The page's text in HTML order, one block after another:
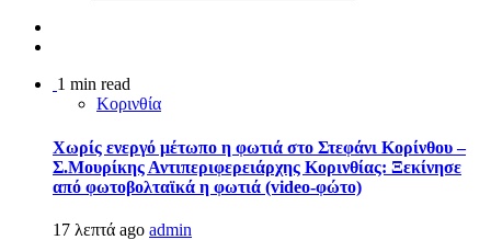
1 min read
Κορινθία
Χωρίς ενεργό μέτωπο η φωτιά στο Στεφάνι Κορίνθου –
Σ.Μουρίκης Αντιπεριφερειάρχης Κορινθίας: Ξεκίνησε
από φωτοβολταϊκά η φωτιά (video-φώτο)
17 λεπτά ago admin